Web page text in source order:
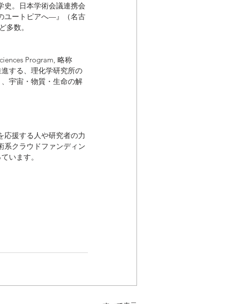
史。日本学術会議連携会
ユートピアへ—』（名古
多数。
Program, 略称
する、理化学研究所の
宇宙・物質・生命の解
応援する人や研究者の力
系クラウドファンディン
います。